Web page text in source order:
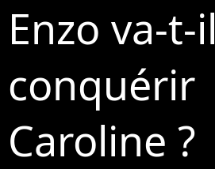
Enzo va-t-il
conquérir
Caroline ?